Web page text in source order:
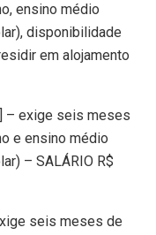
ensino médio
disponibilidade
em alojamento
– exige seis meses
e ensino médio
– SALÁRIO R$
seis meses de